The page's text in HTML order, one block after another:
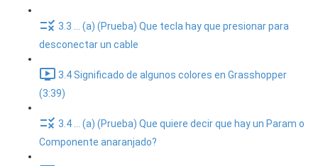
3.3 ... (a) (Prueba) Que tecla hay que presionar para
desconectar un cable
3.4 Significado de algunos colores en Grasshopper
(3:39)
3.4 ... (a) (Prueba) Que quiere decir que hay un Param o
Componente anaranjado?